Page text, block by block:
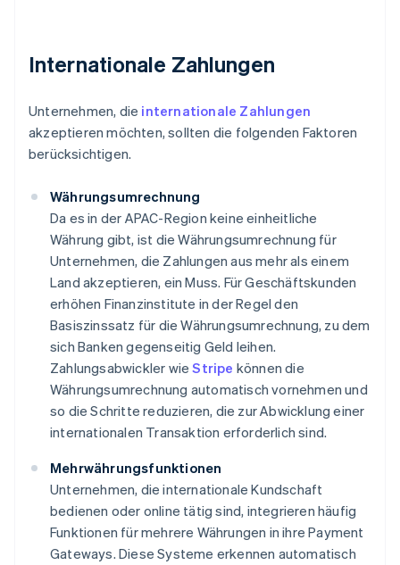
Internationale Zahlungen
Unternehmen, die internationale Zahlungen
akzeptieren möchten, sollten die folgenden Faktoren
berücksichtigen.
Währungsumrechnung
Da es in der APAC-Region keine einheitliche
Währung gibt, ist die Währungsumrechnung für
Unternehmen, die Zahlungen aus mehr als einem
Land akzeptieren, ein Muss. Für Geschäftskunden
erhöhen Finanzinstitute in der Regel den
Basiszinssatz für die Währungsumrechnung, zu dem
sich Banken gegenseitig Geld leihen.
Zahlungsabwickler wieStripe können die
Währungsumrechnung automatisch vornehmen und
so die Schritte reduzieren, die zur Abwicklung einer
internationalen Transaktion erforderlich sind.
Mehrwährungsfunktionen
Unternehmen, die internationale Kundschaft
bedienen oder online tätig sind, integrieren häufig
Funktionen für mehrere Währungen in ihre Payment
Gateways. Diese Systeme erkennen automatisch